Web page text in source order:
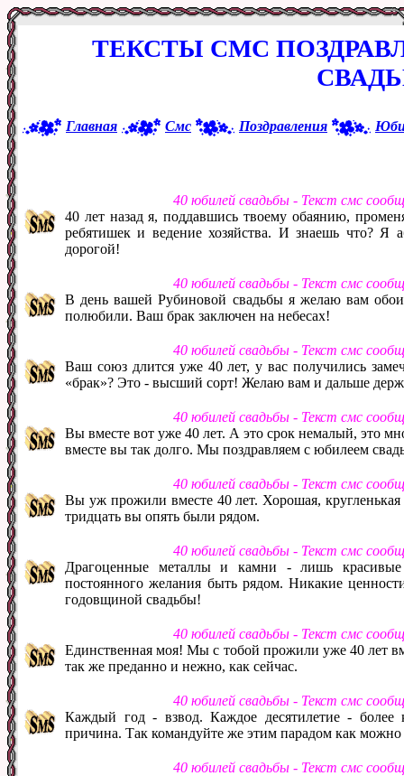
ТЕКСТЫ СМС
Главная Смс Поздравления
40 юбилей свадьбы - Текст смс
40 лет назад я, поддавшись твоему обаянию,
ребятишек и ведение хозяйства. И знаешь что? Я
дорогой!
40 юбилей свадьбы - Текст смс
В день вашей Рубиновой свадьбы я желаю вам
полюбили. Ваш брак заключен на небесах!
40 юбилей свадьбы - Текст смс
Ваш союз длится уже 40 лет, у вас получились
«брак»? Это - высший сорт! Желаю вам и дальше
40 юбилей свадьбы - Текст смс
Вы вместе вот уже 40 лет. А это срок немалый, это
вместе вы так долго. Мы поздравляем с юбилеем
40 юбилей свадьбы - Текст смс
Вы уж прожили вместе 40 лет. Хорошая,
тридцать вы опять были рядом.
40 юбилей свадьбы - Текст смс
Драгоценные металлы и камни - лишь
постоянного желания быть рядом. Никакие
годовщиной свадьбы!
40 юбилей свадьбы - Текст смс
Единственная моя! Мы с тобой прожили уже 40 лет
так же преданно и нежно, как сейчас.
40 юбилей свадьбы - Текст смс
Каждый год - взвод. Каждое десятилетие - более
причина. Так командуйте же этим парадом как
40 юбилей свадьбы - Текст смс